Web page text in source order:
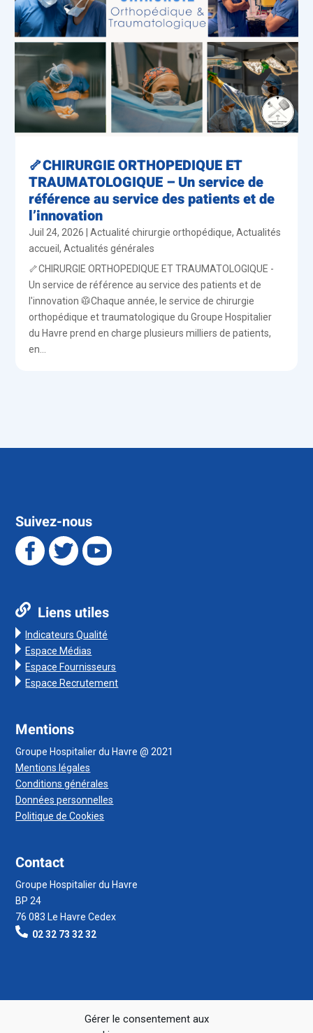
Gérer le consentement aux
🦴CHIRURGIE ORTHOPEDIQUE ET
TRAUMATOLOGIQUE – Un service de
référence au service des patients et de
l’innovation
Juil 24, 2026 |Actualité chirurgie orthopédique,Actualités
accueil,Actualités générales
🦴CHIRURGIE ORTHOPEDIQUE ET TRAUMATOLOGIQUE -
Un service de référence au service des patients et de
l'innovation 🥼Chaque année, le service de chirurgie
orthopédique et traumatologique du Groupe Hospitalier
du Havre prend en charge plusieurs milliers de patients,
en...
Suivez-nous
Liens utiles
Indicateurs Qualité
Espace Médias
Espace Fournisseurs
Espace Recrutement
Mentions
Groupe Hospitalier du Havre @ 2021
Mentions légales
Conditions générales
Données personnelles
Politique de Cookies
Contact
Groupe Hospitalier du Havre
BP 24
76 083 Le Havre Cedex
02 32 73 32 32